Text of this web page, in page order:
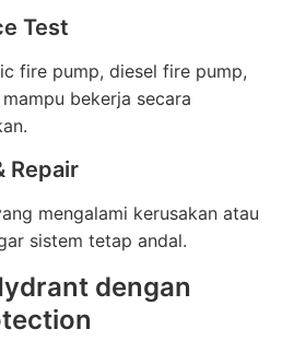
Test
fire pump, diesel fire pump,
bekerja secara
Repair
mengalami kerusakan atau
sistem tetap andal.
dengan